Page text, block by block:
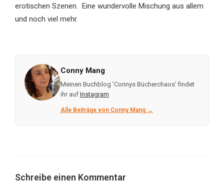
erotischen Szenen. Eine wundervolle Mischung aus allem
und noch viel mehr.
Conny Mang
Meinen Buchblog 'Connys Bücherchaos' findet
ihr auf Instagram
Alle Beiträge von Conny Mang →
Schreibe einen Kommentar